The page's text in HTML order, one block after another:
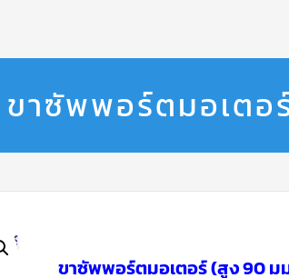
ขาซัพพอร์ตมอเตอ
ขาซัพพอร์ตมอเตอร์ (สูง 90 ม